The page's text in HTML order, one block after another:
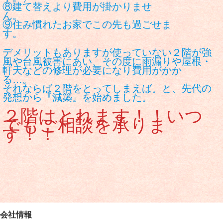
⑧建て替えより費用が掛かりませ
⑨住み慣れたお家でこの先も過ごせま
す。
デメリットもありますが使っていない２階が強
風や台風被害にあい、その度に雨漏りや屋根・
軒天などの修理が必要になり費用がかか
る
それならば２階をとってしまえば。と、先代の
発想から『減築』を始めました。
２階はとれます！！いつ
でもご相談を承りま
す！！
会社情報